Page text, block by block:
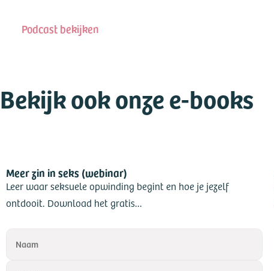
Podcast bekijken
Bekijk ook onze e-books
Meer zin in seks (webinar)
Leer waar seksuele opwinding begint en hoe je jezelf
ontdooit. Download het gratis...